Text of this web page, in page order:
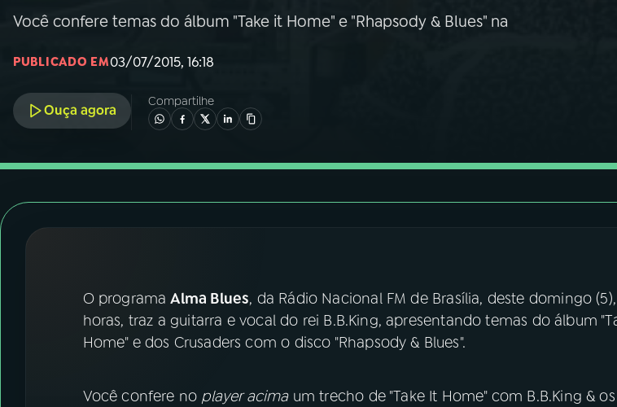
A RÁDIO
03PROGRAMAÇÃO
PROGRAMAS
FESTIVAL DE MÚSICA
ACOMPANHE A RÁDIO NACIONAL
Você confere temas do álbum "Take it Home" e "Rhapsody & Blues" na
PUBLICADO EM03/07/2015, 16:18
Ouça agora
Compartilhe
O programaAlma Blues, da Rádio Nacional FM de Brasília, deste domingo
horas, traz a guitarra e vocal do rei B.B.King, apresentando temas do álbum
Home" e dos Crusaders com o disco "Rhapsody & Blues".
Você confere no player acima um trecho de "Take It Home" com B.B.King & os